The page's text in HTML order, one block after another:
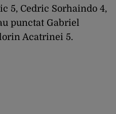
5, Cedric Sorhaindo 4,
punctat Gabriel
Acatrinei 5.